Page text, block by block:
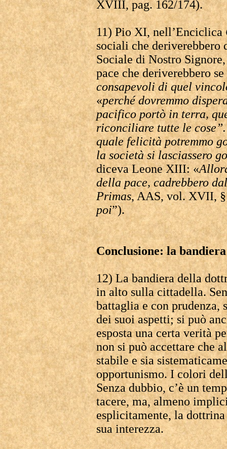
XVIII, pag. 162/174).
11) Pio XI, nell’Enciclica
sociali che deriverebbero
Sociale di Nostro
pace che deriverebbero se
consapevoli di quel
«perché dovremmo
pacifico portò in terra,
riconciliare tutte le
quale felicità potremmo
la società si lasciassero
diceva Leone XIII: «
della pace, cadrebbero
Primas, AAS, vol. XVII,
poi”).
Conclusione: la
12) La bandiera della
in alto sulla cittadella.
battaglia e con prudenza,
dei suoi aspetti; si può
esposta una certa verità
non si può accettare che
stabile e sia
opportunismo. I colori
Senza dubbio, c’è un
tacere, ma, almeno
esplicitamente, la dottrina
sua interezza.